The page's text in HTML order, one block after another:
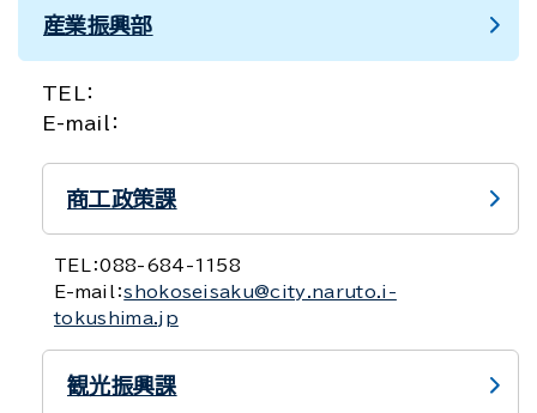
産業振興部
TEL：
E-mail：
商工政策課
TEL：088-684-1158
E-mail：shokoseisaku@city.naruto.i-
tokushima.jp
観光振興課